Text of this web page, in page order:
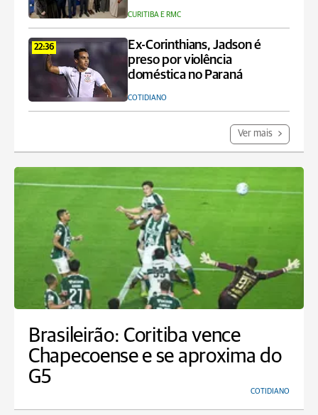
CURITIBA E RMC
22:36
Ex-Corinthians, Jadson é
preso por violência
doméstica no Paraná
COTIDIANO
Ver mais
Brasileirão: Coritiba vence
Chapecoense e se aproxima do
G5
COTIDIANO